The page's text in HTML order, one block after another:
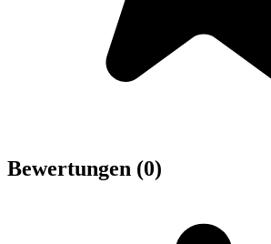
Bewertungen (0)